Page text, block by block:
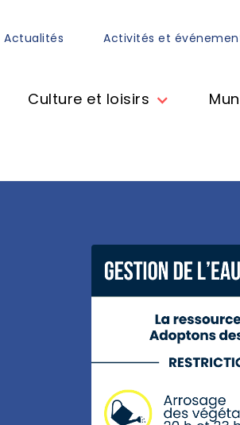
Actualités Activités et
Culture et loisirs